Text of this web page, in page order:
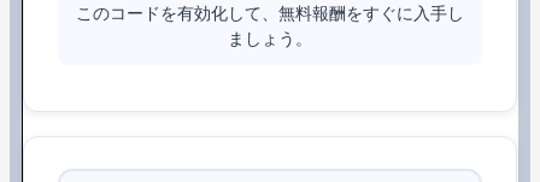
このコードを有効化して、無料報酬をすぐに入手し
ましょう。